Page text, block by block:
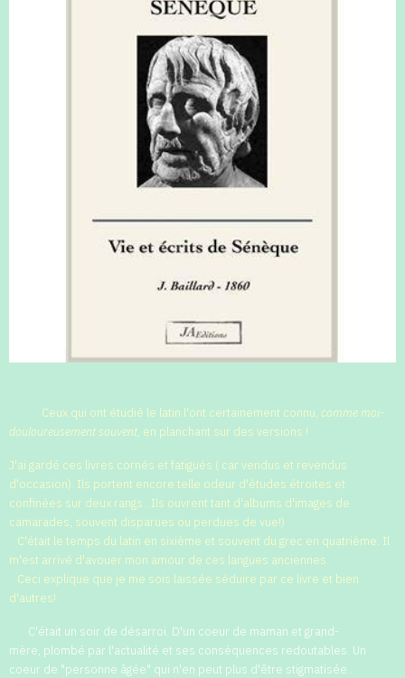
Ceux qui ont étudié le latin l'ont certainement connu, comme moi-
douloureusement souvent, en planchant sur des versions !
J'ai gardé ces livres cornés et fatigués ( car vendus et revendus
d'occasion). Ils portent encore telle odeur d'études étroites et
confinées sur deux rangs...Ils ouvrent tant d'albums d'images de
camarades, souvent disparues ou perdues de vue!)
C'était le temps du latin en sixième et souvent du grec en quatrième. Il
m'est arrivé d'avouer mon amour de ces langues anciennes.
Ceci explique que je me sois laissée séduire par ce livre et bien
d'autres!
C'était un soir de désarroi. D'un coeur de maman et grand-
mère, plombé par l'actualité et ses conséquences redoutables. Un
coeur de "personne âgée" qui n'en peut plus d'être stigmatisée...